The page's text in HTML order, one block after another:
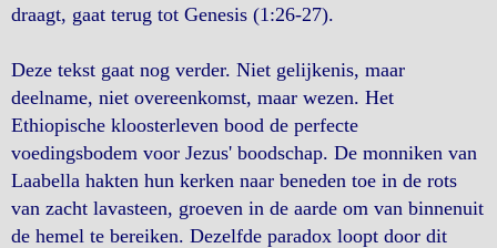
draagt, gaat terug tot Genesis (1:26-27).
Deze tekst gaat nog verder. Niet gelijkenis, maar
deelname, niet overeenkomst, maar wezen. Het
Ethiopische kloosterleven bood de perfecte
voedingsbodem voor Jezus' boodschap. De monniken van
Laabella hakten hun kerken naar beneden toe in de rots
van zacht lavasteen, groeven in de aarde om van binnenuit
de hemel te bereiken. Dezelfde paradox loopt door dit